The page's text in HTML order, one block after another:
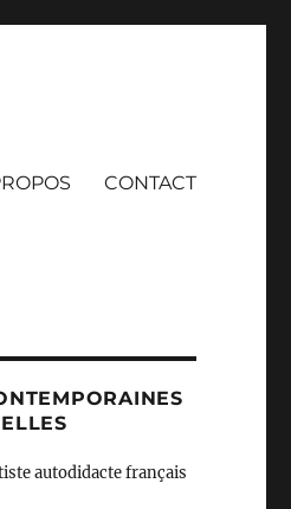
CONTACT
autodidacte français